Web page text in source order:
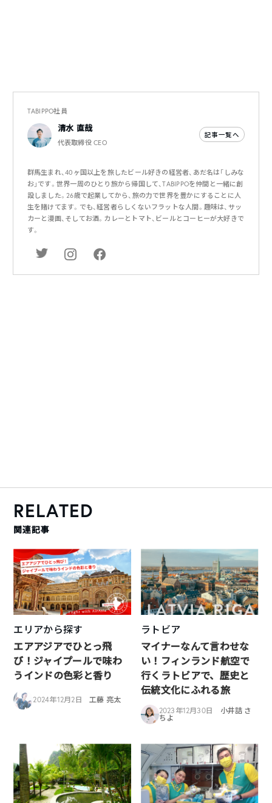
TABIPPO社員
清水 直哉
代表取締役 CEO
記事一覧へ
群馬生まれ、40ヶ国以上を旅したビール好きの経営者、あだ名は「しみな
お」です。世界一周のひとり旅から帰国して、TABIPPOを仲間と一緒に創
設しました。26歳で起業してから、旅の力で世界を豊かにすることに人
生を賭けてます。でも、経営者らしくないフラットな人間。趣味は、サッ
カーと漫画、そしてお酒。カレーとトマト、ビールとコーヒーが大好きで
す。
RELATED
関連記事
エリアから探す
エアアジアでひとっ飛
び！ジャイプールで味わ
うインドの色彩と香り
2024年12月2日 工藤 亮太
ラトビア
マイナーなんて言わせな
い！フィンランド航空で
行くラトビアで、歴史と
伝統文化にふれる旅
2023年12月30日
小井詰 さ
ちよ